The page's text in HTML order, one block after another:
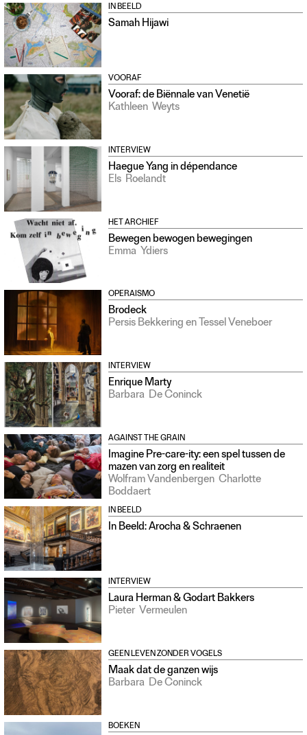
IN BEELD
Samah Hijawi
VOORAF
Vooraf: de Biënnale van Venetië
Kathleen Weyts
INTERVIEW
Haegue Yang in dépendance
Els Roelandt
HET ARCHIEF
Bewegen bewogen bewegingen
Emma Ydiers
OPERAISMO
Brodeck
Persis Bekkering en Tessel Veneboer
INTERVIEW
Enrique Marty
Barbara De Coninck
AGAINST THE GRAIN
Imagine Pre-care-ity: een spel tussen de
mazen van zorg en realiteit
Wolfram Vandenbergen Charlotte
Boddaert
IN BEELD
In Beeld: Arocha & Schraenen
INTERVIEW
Laura Herman & Godart Bakkers
Pieter Vermeulen
GEEN LEVEN ZONDER VOGELS
Maak dat de ganzen wijs
Barbara De Coninck
BOEKEN